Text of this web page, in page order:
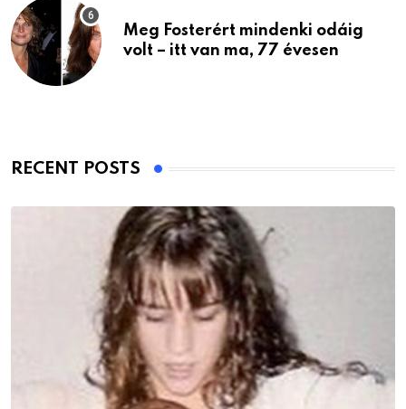
Meg Fosterért mindenki odáig
volt – itt van ma, 77 évesen
RECENT POSTS